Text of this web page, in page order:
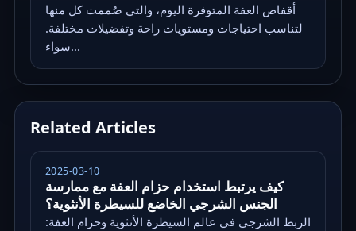
أقفاص العفة المتوفرة اليوم، والتي صُممت كل منها
لتناسب احتياجات ومستويات راحة وتفضيلات مختلفة.
سواء...
Related Articles
2025-03-10
كيف يرتبط استخدام حزام العفة مع ممارسة
الجنس الشرجي الخاضع للسيطرة الأنثوية؟
الربط الشرجي في عالم السيطرة الأنثوية وحزام العفة: